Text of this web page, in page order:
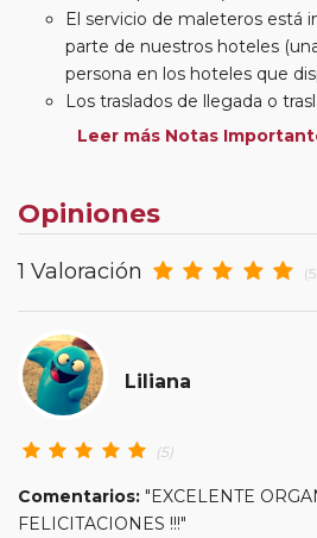
El servicio de maleteros está
parte de nuestros hoteles
persona en los hoteles que
Los traslados de llegada o
estarán incluidos según
suplemento de media
almuerzos o cenas señalado
En muchos itinerarios le
mientras que en viajes
incluimos muchas de las
circuitos incluimos visitas con
actividades y otros medios de
tren, barcos, etc.). Verifíquelo
Viaje con posibilidad de hacerlo
Leer más Notas
Opiniones
1 Valoración
Liliana
(5)
Comentarios: "EXCELENTE
FELICITACIONES !!!"